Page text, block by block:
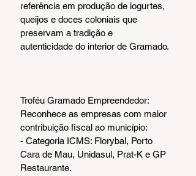
referência em produção de iogurtes,
queijos e doces coloniais que
preservam a tradição e
autenticidade do interior de Gramado.
Troféu Gramado Empreendedor:
Reconhece as empresas com maior
contribuição fiscal ao município:
- Categoria ICMS: Florybal, Porto
Cara de Mau, Unidasul, Prat-K e GP
Restaurante.